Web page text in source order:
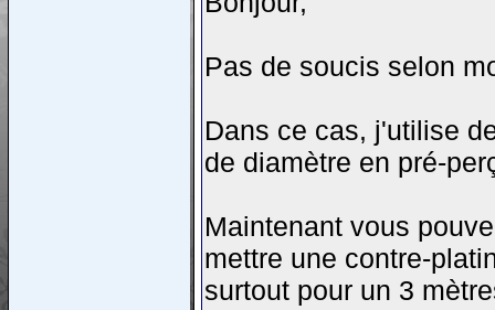
Pas de soucis selon
Dans ce cas, j'utilise
de diamètre en pré-
Maintenant vous
mettre une contre-
surtout pour un 3